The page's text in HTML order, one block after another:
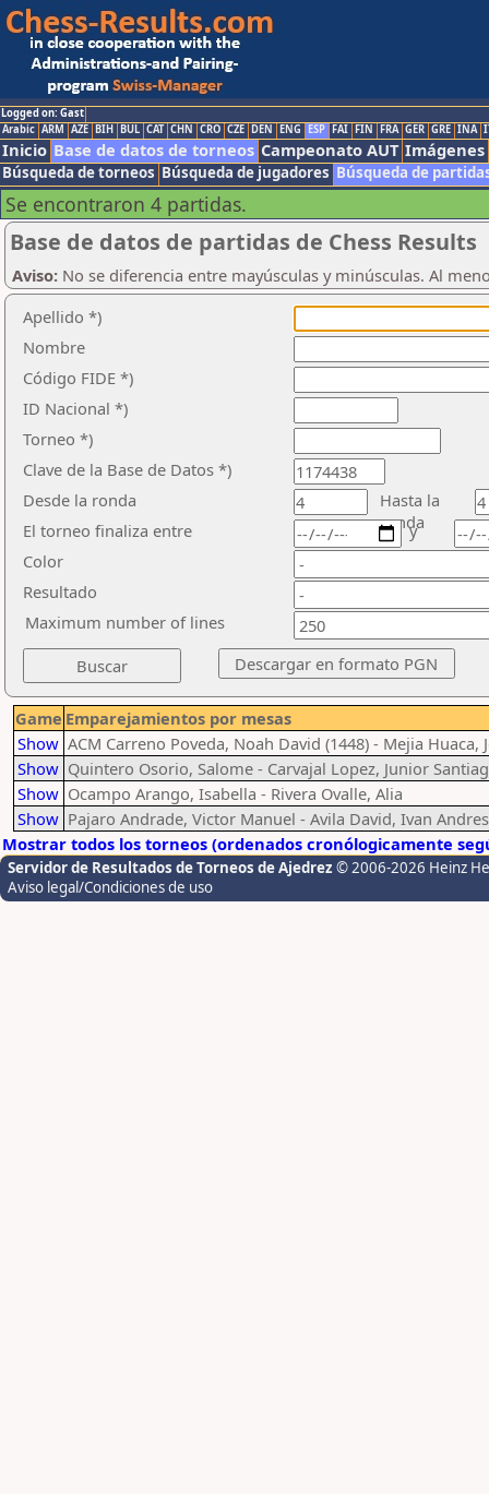
Logged on: Gast
Arabic ARM AZE BIH BUL CAT CHN CRO CZE DEN ENG ESP FAI FIN FRA GER GRE INA
Inicio Base de datos de torneos Campeonato AUT Imágenes
Búsqueda de torneos Búsqueda de jugadores Búsqueda de
Se encontraron 4 partidas.
Base de datos de partidas de Chess Results
Aviso: No se diferencia entre mayúsculas y minúsculas. Al
Apellido *)
Nombre
Código FIDE *)
ID Nacional *)
Torneo *)
Clave de la Base de Datos *)
Desde la ronda
Hasta la
ronda
El torneo finaliza entre
Color
Resultado
y
Maximum number of lines
Game Emparejamientos por mesas
Show ACM Carreno Poveda, Noah David (1448) - Mejia Huaca,
Show Quintero Osorio, Salome - Carvajal Lopez, Junior
Show Ocampo Arango, Isabella - Rivera Ovalle, Alia
Show Pajaro Andrade, Victor Manuel - Avila David, Ivan Andres
Mostrar todos los torneos (ordenados cronólogicamente
Servidor de Resultados de Torneos de Ajedrez © 2006-2026 Heinz
Aviso legal/Condiciones de uso